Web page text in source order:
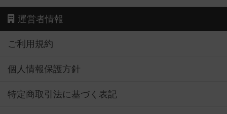
運営者情報
ご利用規約
個人情報保護方針
特定商取引法に基づく表記